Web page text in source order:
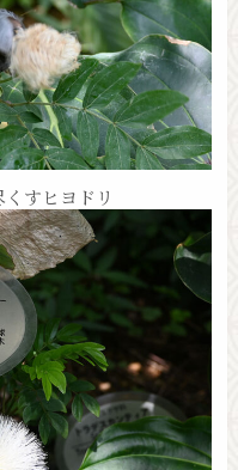
すヒヨドリ